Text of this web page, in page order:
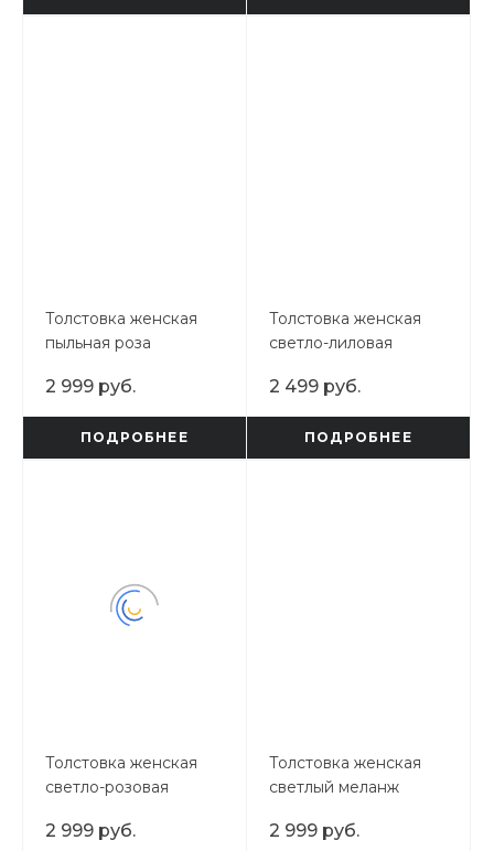
Толстовка женская
пыльная роза
2 999 руб.
ПОДРОБНЕЕ
Толстовка женская
светло-лиловая
2 499 руб.
ПОДРОБНЕЕ
Толстовка женская
светло-розовая
2 999 руб.
Толстовка женская
светлый меланж
2 999 руб.